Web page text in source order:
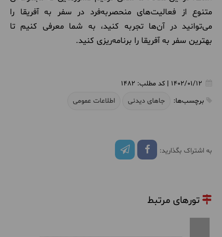
متنوع از فعالیت‌های منحصربه‌فرد در سفر به آفریقا را
می‌توانید در آن‌ها تجربه کنید، به شما معرفی کنیم تا
بهترین سفر به آفریقا را برنامه‌ریزی کنید.
1402/01/12 کد مطلب: 1482
برچسب‌ها:
جاهای دیدنی اطلاعات عمومی
به اشتراک بگذارید:
تورهای مرتبط